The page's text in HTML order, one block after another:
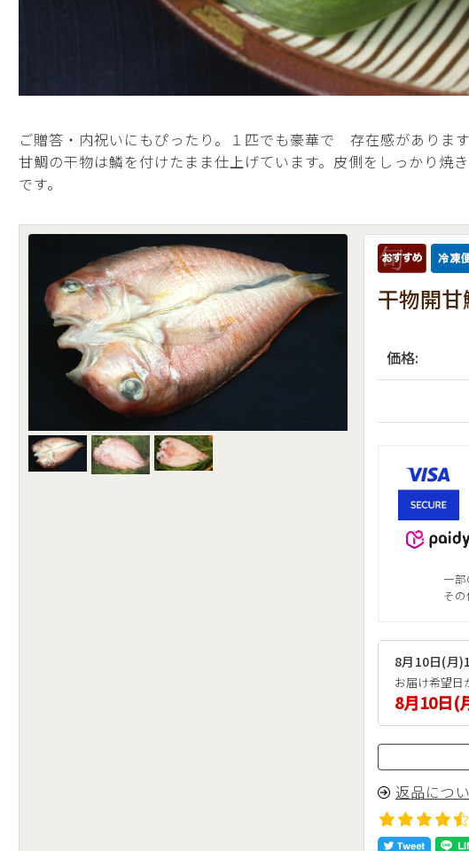
ご贈答・内祝いにもぴったり。１匹でも豪華で 存在感があります
甘鯛の干物は鱗を付けたまま仕上げています。皮側をしっかり焼
です。
干物開甘
価格:
一部
そ
8月10日(月
お届け希望日
8月10日(
返品につ